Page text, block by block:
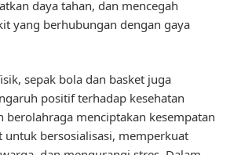
daya tahan, dan mencegah
yang berhubungan dengan gaya
sepak bola dan basket juga
positif terhadap kesehatan
berolahraga menciptakan kesempatan
untuk bersosialisasi, memperkuat